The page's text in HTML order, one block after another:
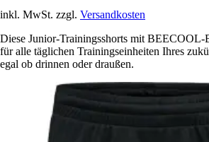
inkl. MwSt. zzgl. Versandkosten
Diese Junior-Trainingsshorts mit BEECOOL-
für alle täglichen Trainingseinheiten Ihres
egal ob drinnen oder draußen.